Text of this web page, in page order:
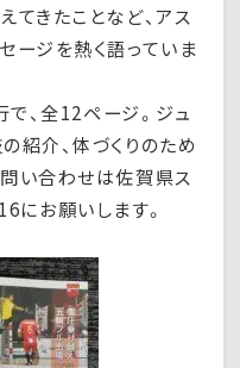
てきたことなど、アス
ージを熱く語っていま
で、全12ページ。ジュ
紹介、体づくりのため
い合わせは佐賀県ス
にお願いします。